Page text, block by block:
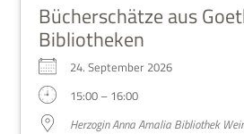
Bücherschätze aus
Bibliotheken
24. Sep­tem­ber 2026
15:00 – 16:00
Her­zo­gin Anna Ama­lia Biblio­thek